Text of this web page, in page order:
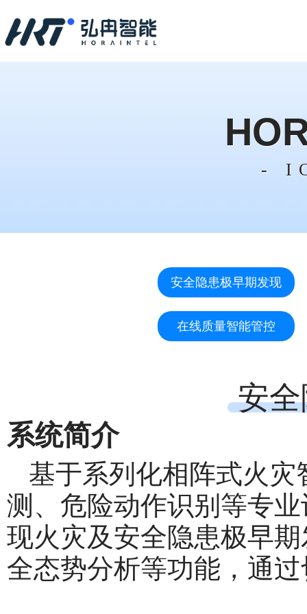
-
安全隐患极早期发现
在线质量智能管控
安
系统简介
基于系列化相阵式火
测、危险动作识别等专
现火灾及安全隐患极早
全态势分析等功能，通